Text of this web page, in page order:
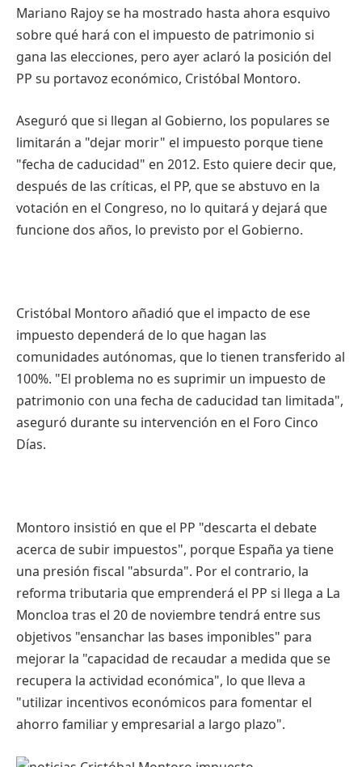
Mariano Rajoy se ha mostrado hasta ahora esquivo
sobre qué hará con el impuesto de patrimonio si
gana las elecciones, pero ayeraclaró la posición del
PP su portavoz económico, Cristóbal Montoro.
Aseguró quesi llegan al Gobierno, los populares se
limitarán a "dejar morir" el impuesto porque tiene
"fecha de caducidad" en 2012. Esto quiere decir que,
después de las críticas, el PP, que se abstuvo en la
votación en el Congreso, no lo quitará y dejará que
funcione dos años, lo previsto por el Gobierno.
Cristóbal Montoro añadió que el impacto de ese
impuesto dependerá de lo que hagan las
comunidades autónomas, que lo tienen transferido al
100%. "El problema no es suprimir un impuesto de
patrimonio con una fecha de caducidad tan limitada",
aseguró durantesu intervención en el Foro Cinco
Días.
Montoro insistió en que el PP "descarta el debate
acerca de subir impuestos", porque España ya tiene
una presión fiscal "absurda". Por el contrario, la
reforma tributaria que emprenderá el PP si llega a La
Moncloa tras el 20 de noviembre tendrá entre sus
objetivos "ensanchar las bases imponibles" para
mejorar la "capacidad de recaudar a medida quese
recupera la actividad económica", lo que lleva a
"utilizar incentivos económicos para fomentar el
ahorro familiar y empresarial a largo plazo".